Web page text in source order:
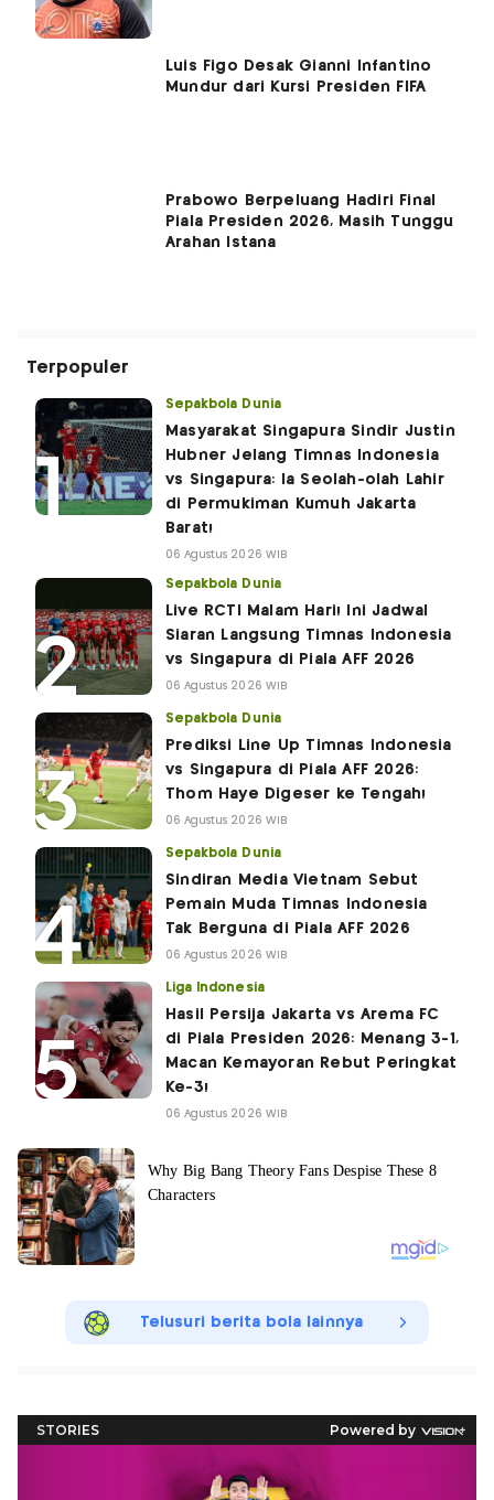
Luis Figo Desak Gianni Infantino
Mundur dari Kursi Presiden FIFA
Prabowo Berpeluang Hadiri Final
Piala Presiden 2026, Masih Tunggu
Arahan Istana
Terpopuler
Sepakbola Dunia
Masyarakat Singapura Sindir Justin
Hubner Jelang Timnas Indonesia
vs Singapura: Ia Seolah-olah Lahir
di Permukiman Kumuh Jakarta
Barat!
06 Agustus 2026 WIB
Sepakbola Dunia
Live RCTI Malam Hari! Ini Jadwal
Siaran Langsung Timnas Indonesia
vs Singapura di Piala AFF 2026
06 Agustus 2026 WIB
Sepakbola Dunia
Prediksi Line Up Timnas Indonesia
vs Singapura di Piala AFF 2026:
Thom Haye Digeser ke Tengah!
06 Agustus 2026 WIB
Sepakbola Dunia
Sindiran Media Vietnam Sebut
Pemain Muda Timnas Indonesia
Tak Berguna di Piala AFF 2026
06 Agustus 2026 WIB
Liga Indonesia
Hasil Persija Jakarta vs Arema FC
di Piala Presiden 2026: Menang 3-1,
Macan Kemayoran Rebut Peringkat
Ke-3!
06 Agustus 2026 WIB
Telusuri berita bola lainnya